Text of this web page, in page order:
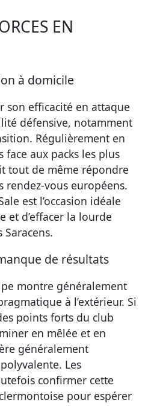
EN
à domicile
son efficacité en attaque
défensive, notamment
Régulièrement en
aux packs les plus
tout de même répondre
rendez-vous européens.
est l’occasion idéale
et d’effacer la lourde
de résultats
montre généralement
à l’extérieur. Si
points forts du club
en mêlée et en
généralement
Les
confirmer cette
pour espérer